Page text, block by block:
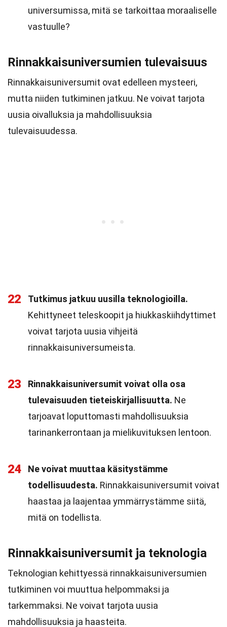
universumissa, mitä se tarkoittaa moraaliselle
vastuulle?
Rinnakkaisuniversumien tulevaisuus
Rinnakkaisuniversumit ovat edelleen mysteeri,
mutta niiden tutkiminen jatkuu. Ne voivat tarjota
uusia oivalluksia ja mahdollisuuksia
tulevaisuudessa.
22
Tutkimus jatkuu uusilla teknologioilla.
Kehittyneet teleskoopit ja hiukkaskiihdyttimet
voivat tarjota uusia vihjeitä
rinnakkaisuniversumeista.
23
Rinnakkaisuniversumit voivat olla osa
tulevaisuuden tieteiskirjallisuutta. Ne
tarjoavat loputtomasti mahdollisuuksia
tarinankerrontaan ja mielikuvituksen lentoon.
24
Ne voivat muuttaa käsitystämme
todellisuudesta. Rinnakkaisuniversumit voivat
haastaa ja laajentaa ymmärrystämme siitä,
mitä on todellista.
Rinnakkaisuniversumit ja teknologia
Teknologian kehittyessä rinnakkaisuniversumien
tutkiminen voi muuttua helpommaksi ja
tarkemmaksi. Ne voivat tarjota uusia
mahdollisuuksia ja haasteita.